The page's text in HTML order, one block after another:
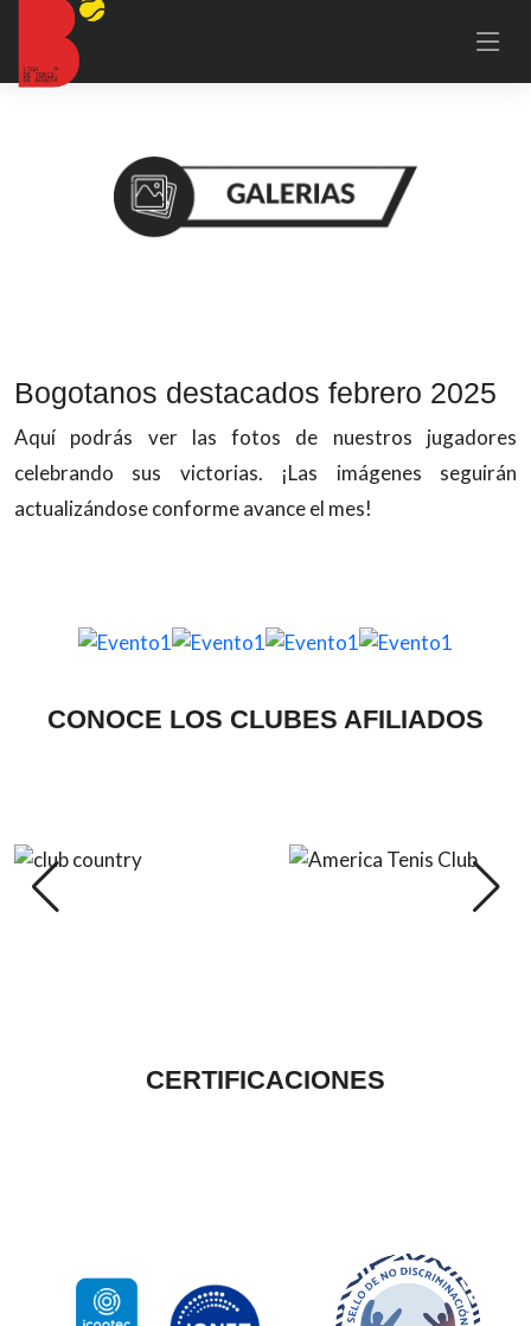
Bogotanos destacados febrero 2025
Aquí podrás ver las fotos de nuestros jugadores
celebrando sus victorias. ¡Las imágenes seguirán
actualizándose conforme avance el mes!
CONOCE LOS CLUBES AFILIADOS
CERTIFICACIONES